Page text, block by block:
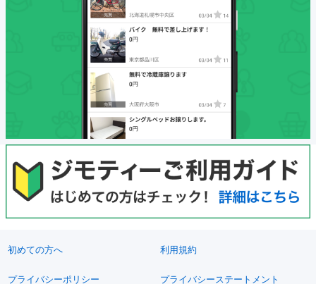
初めての方へ 利用規約
プライバシーポリシー プライバシーステートメント